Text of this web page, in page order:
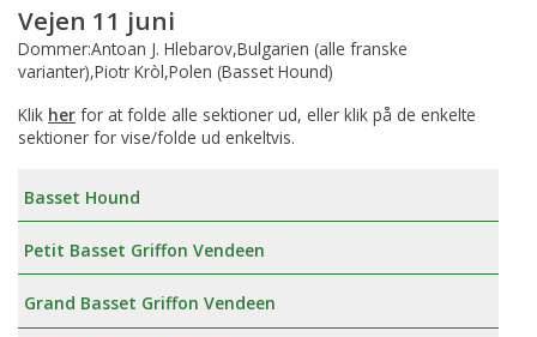
Vejen 11 juni
Dommer:Antoan J. Hlebarov,Bulgarien (alle franske
varianter),Piotr Kròl,Polen (Basset Hound)
Klik her for at folde alle sektioner ud, eller klik på de enkelte
sektioner for vise/folde ud enkeltvis.
Basset Hound
Petit Basset Griffon Vendeen
Grand Basset Griffon Vendeen